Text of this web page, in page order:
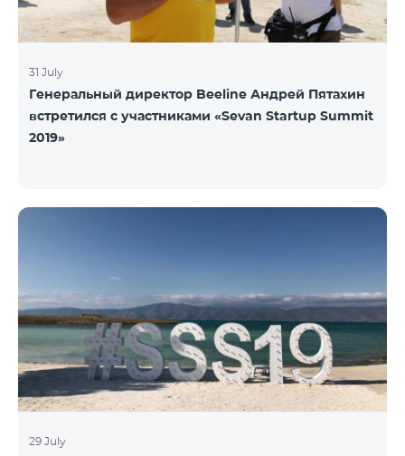
31 July
Генеральный директор Beeline Андрей Пятахин
встретился с участниками «Sevan Startup Summit
2019»
29 July